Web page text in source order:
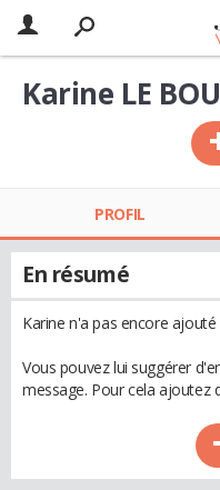
Karine LE
PROFIL
En résumé
Karine n'a pas encore
Vous pouvez lui suggérer
message. Pour cela ajoutez